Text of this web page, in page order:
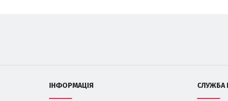
ІНФОРМАЦІЯ СЛУЖБА